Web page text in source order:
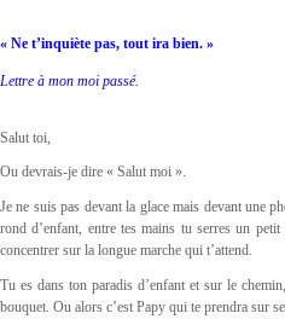
« Ne t’inquiète pas, tout ira bien. »
Lettre à mon moi passé.
Salut toi,
Ou devrais-je dire « Salut moi ».
Je ne suis pas devant la glace mais devant une
rond d’enfant, entre tes mains tu serres un
concentrer sur la longue marche qui t’attend.
Tu es dans ton paradis d’enfant et sur le
bouquet. Ou alors c’est Papy qui te prendra sur